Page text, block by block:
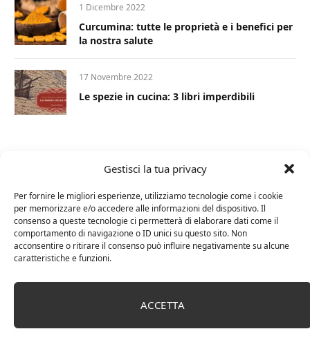
Gestisci la tua privacy
Per fornire le migliori esperienze, utilizziamo tecnologie come i cookie
per memorizzare e/o accedere alle informazioni del dispositivo. Il
consenso a queste tecnologie ci permetterà di elaborare dati come il
comportamento di navigazione o ID unici su questo sito. Non
acconsentire o ritirare il consenso può influire negativamente su alcune
caratteristiche e funzioni.
ACCETTA
1 Dicembre 2022
Curcumina: tutte le proprietà e i benefici per
la nostra salute
17 Novembre 2022
Le spezie in cucina: 3 libri imperdibili